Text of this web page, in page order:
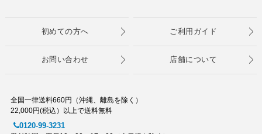
初めての方へ ご利用ガイド
お問い合わせ 店舗について
全国一律送料660円（沖縄、離島を除く）
22,000円(税込）以上で送料無料
0120-99-3231